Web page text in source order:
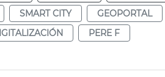
SMART CITY
GEOPORTAL
PERE F